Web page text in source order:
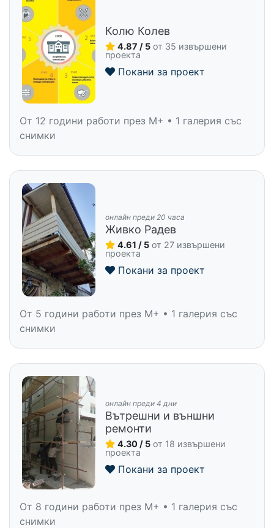
Колю Колев
4.87 / 5 от 35 извършени
проекта
Покани за проект
От 12 години работи през M+ • 1 галерия със
снимки
онлайн преди 20 часа
Живко Радев
4.61 / 5 от 27 извършени
проекта
Покани за проект
От 5 години работи през M+ • 1 галерия със
снимки
онлайн преди 4 дни
Вътрешни и външни
ремонти
4.30 / 5 от 18 извършени
проекта
Покани за проект
От 8 години работи през M+ • 1 галерия със
снимки